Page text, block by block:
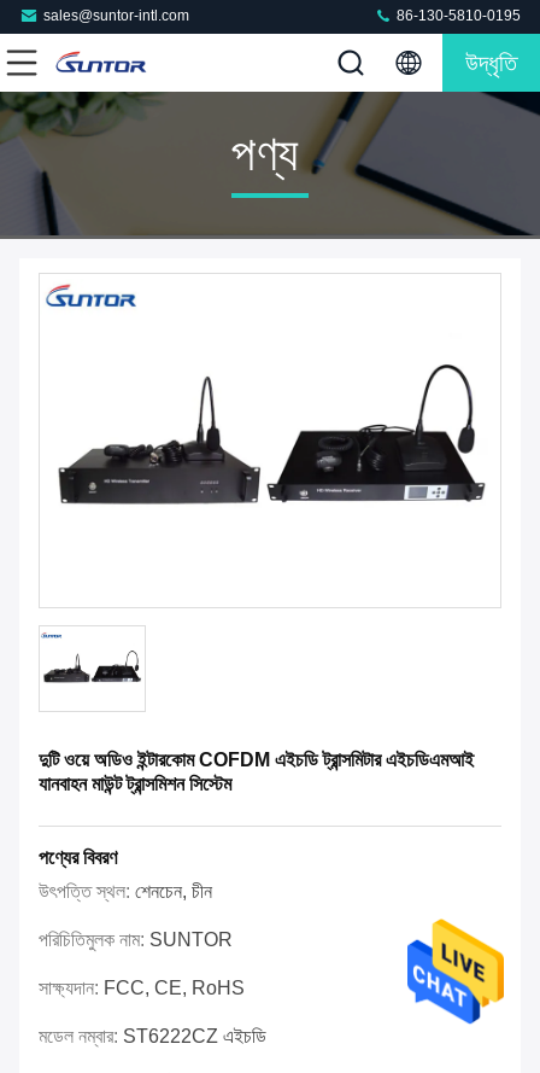
sales@suntor-intl.com 86-130-5810-0195
উদ্ধৃতি
পণ্য
দুটি ওয়ে অডিও ইন্টারকোম COFDM এইচডি ট্রান্সমিটার এইচডিএমআই
যানবাহন মাউন্ট ট্রান্সমিশন সিস্টেম
পণ্যের বিবরণ
উৎপত্তি স্থল: শেনচেন, চীন
পরিচিতিমুলক নাম: SUNTOR
সাক্ষ্যদান: FCC, CE, RoHS
মডেল নম্বার: ST6222CZ এইচডি